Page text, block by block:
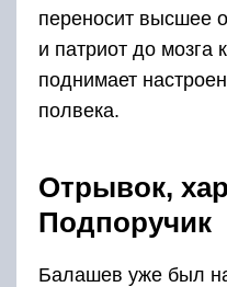
переносит высшее
и патриот до мозга
поднимает
полвека.
Отрывок,
Подпоручик
Балашев уже был